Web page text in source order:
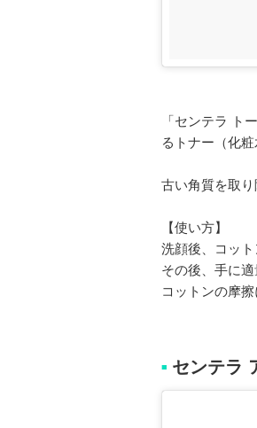
「センテラ ト
るトナー（化粧
古い角質を取
【使い方】
洗顔後、コッ
その後、手に
コットンの摩
■ センテラ